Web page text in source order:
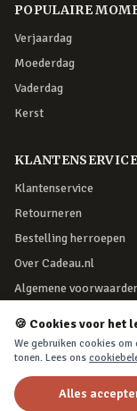
POPULAIRE
Verjaardag
Moederdag
Vaderdag
Kerst
KLANTENSERVICE
Klantenservice
Retourneren
Bestelling herroepen
Over Cadeau.nl
Algemene
VEILIG BETALEN
🍪 Cookies voor het
We gebruiken cookies om
tonen. Lees ons
Alles